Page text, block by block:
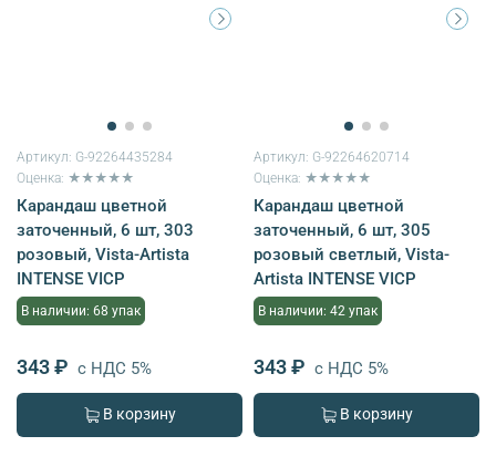
Артикул: G-92264435284
Оценка: ★★★★★
Карандаш цветной
заточенный, 6 шт, 303
розовый, Vista-Artista
INTENSE VICP
В наличии: 68 упак
343 ₽ с НДС 5%
В корзину
Артикул: G-92264620714
Оценка: ★★★★★
Карандаш цветной
заточенный, 6 шт, 305
розовый светлый, Vista-
Artista INTENSE VICP
В наличии: 42 упак
343 ₽ с НДС 5%
В корзину